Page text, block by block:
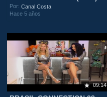
Por:Canal Costa
Hace 5 años
09:14